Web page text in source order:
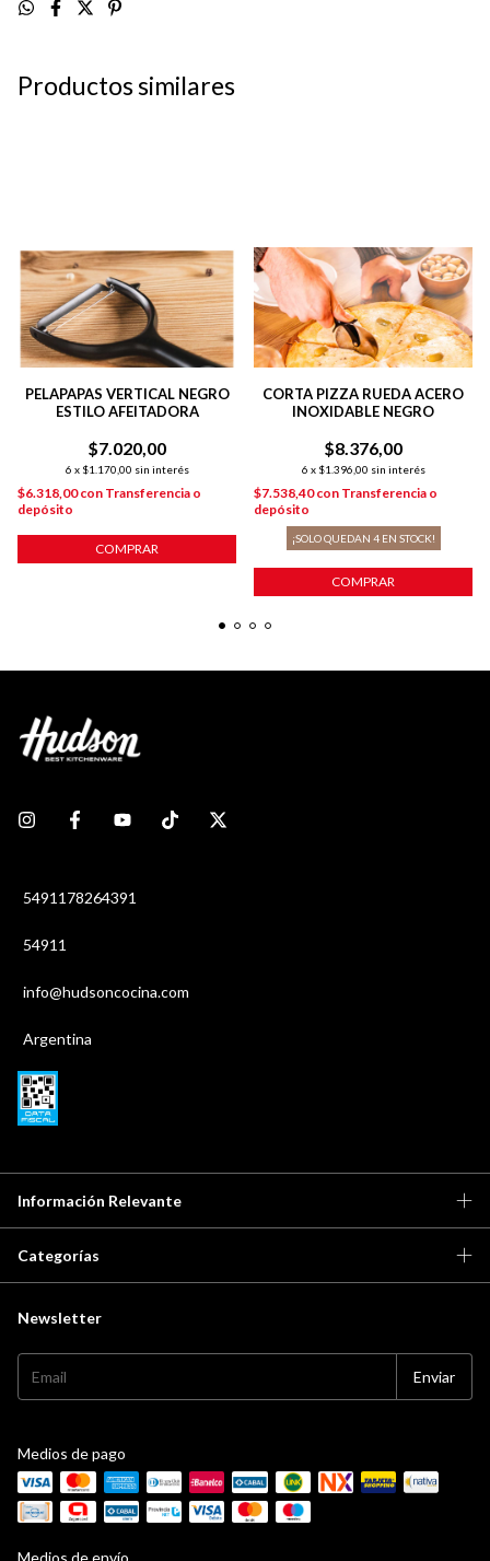
Productos similares
PELAPAPAS VERTICAL NEGRO
ESTILO AFEITADORA
$7.020,00
6 x $1.170,00 sin interés
$6.318,00con Transferencia o
depósito
COMPRAR
CORTA PIZZA RUEDA ACERO
INOXIDABLE NEGRO
$8.376,00
6 x $1.396,00 sin interés
$7.538,40con Transferencia o
depósito
¡SOLO QUEDAN 4EN STOCK!
COMPRAR
5491178264391
54911
info@hudsoncocina.com
Argentina
Información Relevante
Categorías
Newsletter
Medios de pago
Medios de envío